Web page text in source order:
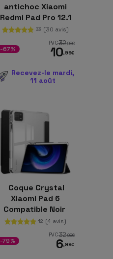
antichoc Xiaomi
Redmi Pad Pro 12.1
Rose
33 (30 avis)
PVC32,98€
10,99€
-67%
Recevez-le mardi,
11 août
Coque Crystal
Xiaomi Pad 6
Compatible Noir
12 (4 avis)
PVC32,98€
6,99€
-79%